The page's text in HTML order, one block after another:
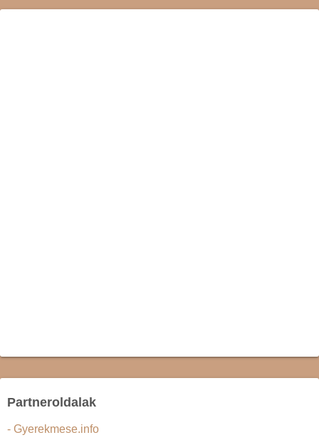
Partneroldalak
- Gyerekmese.info